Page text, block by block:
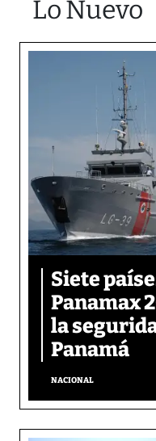
Lo Nuevo
Siete
Panamax
la
Panamá
NACIONAL